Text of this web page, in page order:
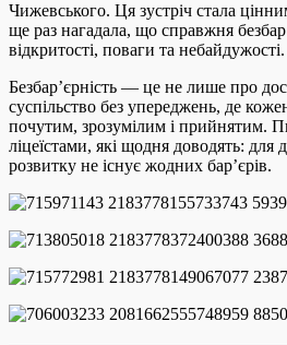
Чижевського. Ця зустріч стала
ще раз нагадала, що справжня
відкритості, поваги та небайдужості.
Безбар’єрність — це не лише про
суспільство без упереджень, де
почутим, зрозумілим і прийнятим.
ліцеїстами, які щодня доводять: для
розвитку не існує жодних бар’єрів.